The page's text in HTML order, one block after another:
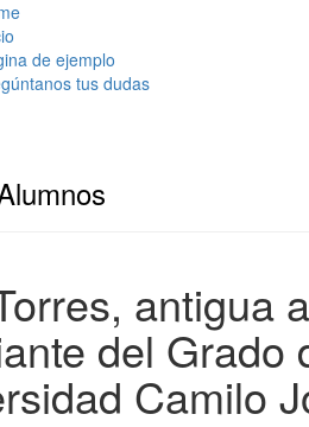
de ejemplo
tus dudas
antigua
del Grado
Camilo